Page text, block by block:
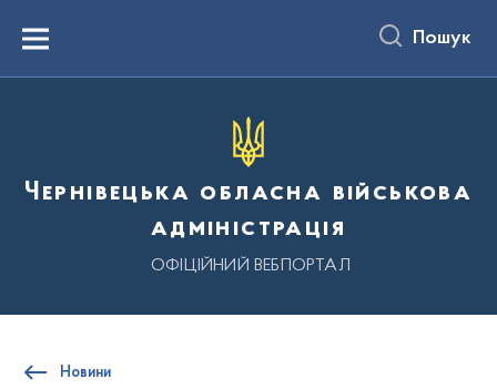
вмістуMenu Пошук
Чернівецька обласна військова
адміністрація
ОФІЦІЙНИЙ ВЕБПОРТАЛ
Новини